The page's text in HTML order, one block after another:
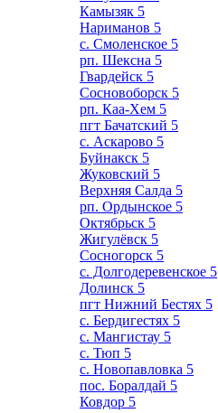
Камызяк 5
Нариманов 5
с. Смоленское 5
рп. Шексна 5
Гвардейск 5
Сосновоборск 5
рп. Каа-Хем 5
пгт Бачатский 5
с. Аскарово 5
Буйнакск 5
Жуковский 5
Верхняя Салда 5
рп. Ордынское 5
Октябрьск 5
Жигулёвск 5
Сосногорск 5
с. Долгодеревенское 5
Долинск 5
пгт Нижний Бестях 5
с. Бердигестях 5
с. Мангистау 5
с. Тюп 5
с. Новопавловка 5
пос. Боралдай 5
Ковдор 5